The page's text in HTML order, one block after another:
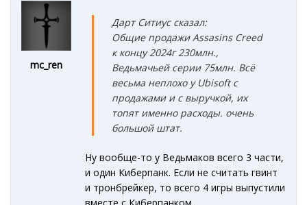
mc_ren
Дарт Ситиус сказал:
Общие продажи Assasins Creed
к концу 2024г 230млн.,
Ведьмачьей серии 75млн. Всё
весьма неплохо у Ubisoft с
продажами и с выручкой, их
топят именно расходы. очень
большой штат.
Ну вообще-то у Ведьмаков всего 3 части,
и один Киберпанк. Если не считать гвинт
и тронбрейкер, то всего 4 игры выпустили